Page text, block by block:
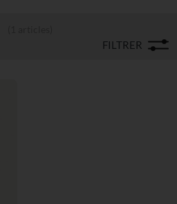
FILTRER